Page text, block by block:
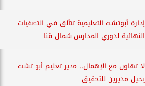
إدارة أبوتشت التعليمية تتألق في التصفيات
النهائية لدوري المدارس شمال قنا
لا تهاون مع الإهمال.. مدير تعليم أبو تشت
يحيل مديرين للتحقيق